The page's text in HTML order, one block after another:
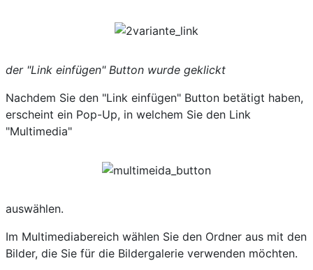
der "Link einfügen" Button wurde geklickt
Nachdem Sie den "Link einfügen" Button betätigt haben,
erscheint ein Pop-Up, in welchem Sie den Link
"Multimedia"
auswählen.
Im Multimediabereich wählen Sie den Ordner aus mit den
Bilder, die Sie für die Bildergalerie verwenden möchten.